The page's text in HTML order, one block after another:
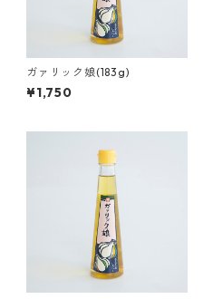
ガァリック娘(183g)
¥1,750